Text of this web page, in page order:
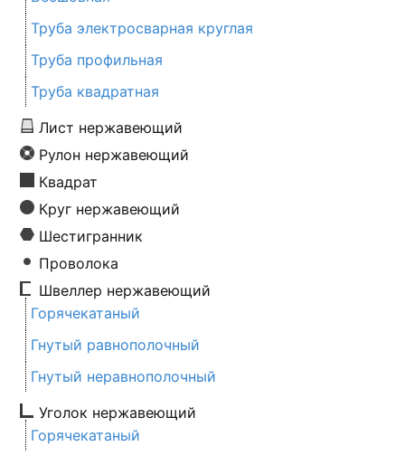
Труба электросварная круглая
Труба профильная
Труба квадратная
Лист нержавеющий
Рулон нержавеющий
Квадрат
Круг нержавеющий
Шестигранник
Проволока
Швеллер нержавеющий
Горячекатаный
Гнутый равнополочный
Гнутый неравнополочный
Уголок нержавеющий
Горячекатаный